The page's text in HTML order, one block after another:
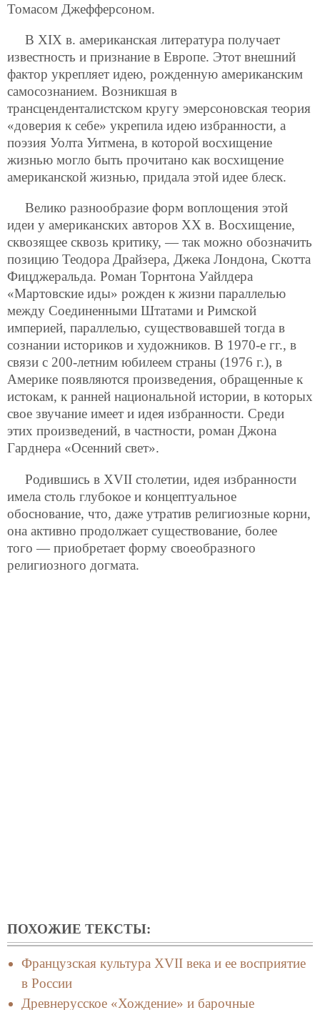
Томасом Джефферсоном.
В XIX в. американская литература получает
известность и признание в Европе. Этот внешний
фактор укрепляет идею, рожденную американским
самосознанием. Возникшая в
трансценденталистском кругу эмерсоновская теория
«доверия к себе» укрепила идею избранности, а
поэзия Уолта Уитмена, в которой восхищение
жизнью могло быть прочитано как восхищение
американской жизнью, придала этой идее блеск.
Велико разнообразие форм воплощения этой
идеи у американских авторов XX в. Восхищение,
сквозящее сквозь критику, — так можно обозначить
позицию Теодора Драйзера, Джека Лондона, Скотта
Фицджеральда. Роман Торнтона Уайлдера
«Мартовские иды» рожден к жизни параллелью
между Соединенными Штатами и Римской
империей, параллелью, существовавшей тогда в
сознании историков и художников. B 1970-е гг., в
связи с 200-летним юбилеем страны (1976 г.), в
Америке появляются произведения, обращенные к
истокам, к ранней национальной истории, в которых
свое звучание имеет и идея избранности. Среди
этих произведений, в частности, роман Джона
Гарднера «Осенний свет».
Родившись в XVII столетии, идея избранности
имела столь глубокое и концептуальное
обоснование, что, даже утратив религиозные корни,
она активно продолжает существование, более
того — приобретает форму своеобразного
религиозного догмата.
ПОХОЖИЕ ТЕКСТЫ:
Французская культура XVII века и ее восприятие
в России
Древнерусское «Хождение» и барочные